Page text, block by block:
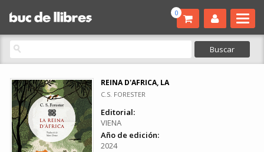
0
REINA D'AFRICA, LA
C.S. FORESTER
Editorial:
VIENA
Año de edición:
2024